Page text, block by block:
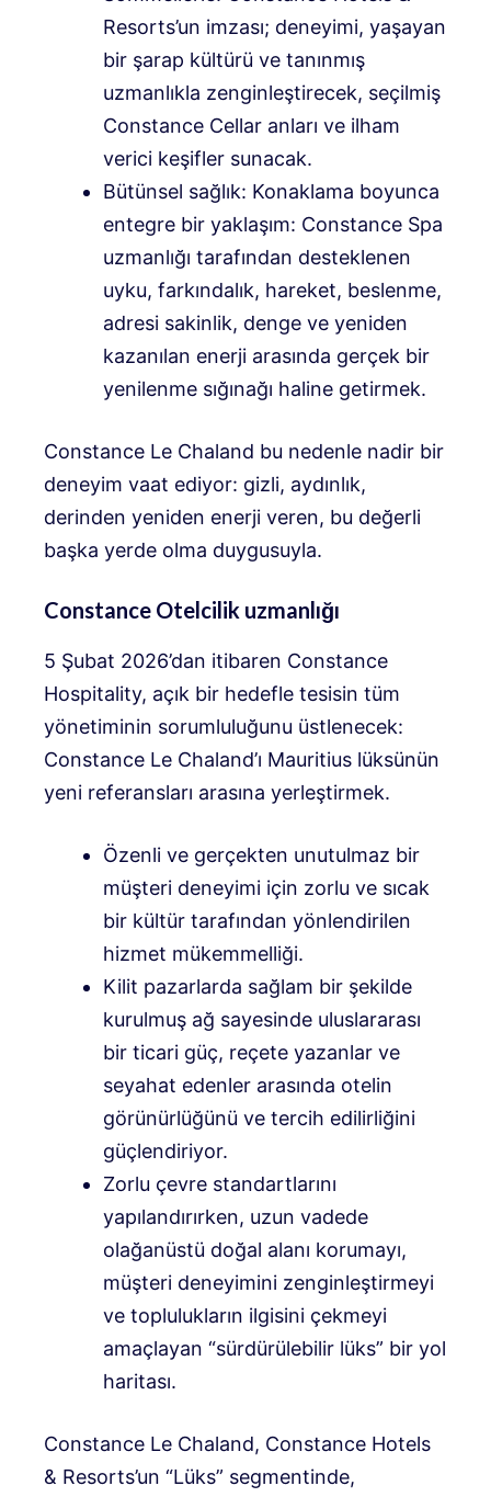
Resorts’un imzası; deneyimi, yaşayan
bir şarap kültürü ve tanınmış
uzmanlıkla zenginleştirecek, seçilmiş
Constance Cellar anları ve ilham
verici keşifler sunacak.
Bütünsel sağlık: Konaklama boyunca
entegre bir yaklaşım: Constance Spa
uzmanlığı tarafından desteklenen
uyku, farkındalık, hareket, beslenme,
adresi sakinlik, denge ve yeniden
kazanılan enerji arasında gerçek bir
yenilenme sığınağı haline getirmek.
Constance Le Chaland bu nedenle nadir bir
deneyim vaat ediyor: gizli, aydınlık,
derinden yeniden enerji veren, bu değerli
başka yerde olma duygusuyla.
Constance Otelcilik uzmanlığı
5 Şubat 2026’dan itibaren Constance
Hospitality, açık bir hedefle tesisin tüm
yönetiminin sorumluluğunu üstlenecek:
Constance Le Chaland’ı Mauritius lüksünün
yeni referansları arasına yerleştirmek.
Özenli ve gerçekten unutulmaz bir
müşteri deneyimi için zorlu ve sıcak
bir kültür tarafından yönlendirilen
hizmet mükemmelliği.
Kilit pazarlarda sağlam bir şekilde
kurulmuş ağ sayesinde uluslararası
bir ticari güç, reçete yazanlar ve
seyahat edenler arasında otelin
görünürlüğünü ve tercih edilirliğini
güçlendiriyor.
Zorlu çevre standartlarını
yapılandırırken, uzun vadede
olağanüstü doğal alanı korumayı,
müşteri deneyimini zenginleştirmeyi
ve toplulukların ilgisini çekmeyi
amaçlayan “sürdürülebilir lüks” bir yol
haritası.
Constance Le Chaland, Constance Hotels
& Resorts’un “Lüks” segmentinde,